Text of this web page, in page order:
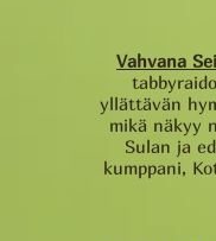
Vahvana
yllättävän
mikä näkyy
Sulan ja
kumppani,